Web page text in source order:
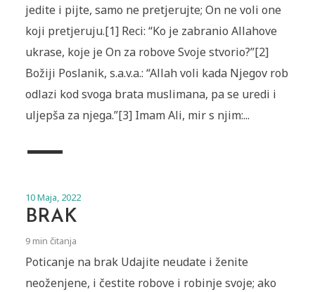
jedite i pijte, samo ne pretjerujte; On ne voli one
koji pretjeruju.[1] Reci: “Ko je zabranio Allahove
ukrase, koje je On za robove Svoje stvorio?”[2]
Božiji Poslanik, s.a.v.a.: “Allah voli kada Njegov rob
odlazi kod svoga brata muslimana, pa se uredi i
uljepša za njega.”[3] Imam Ali, mir s njim:...
10 Maja, 2022
BRAK
9 min čitanja
Poticanje na brak Udajite neudate i ženite
neoženjene, i čestite robove i robinje svoje; ako